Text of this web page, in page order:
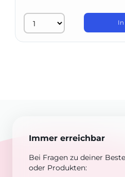
Immer erreichbar
Bei Fragen zu deiner
oder Produkten: